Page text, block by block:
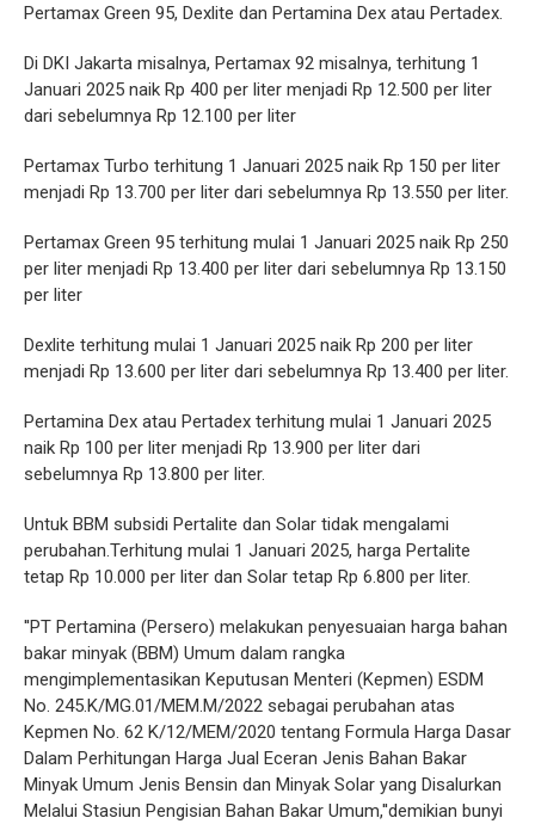
Pertamax Green 95, Dexlite dan Pertamina Dex atau Pertadex.
Di DKI Jakarta misalnya, Pertamax 92 misalnya, terhitung 1
Januari 2025 naik Rp 400 per liter menjadi Rp 12.500 per liter
dari sebelumnya Rp 12.100 per liter
Pertamax Turbo terhitung 1 Januari 2025 naik Rp 150 per liter
menjadi Rp 13.700 per liter dari sebelumnya Rp 13.550 per liter.
Pertamax Green 95 terhitung mulai 1 Januari 2025 naik Rp 250
per liter menjadi Rp 13.400 per liter dari sebelumnya Rp 13.150
per liter
Dexlite terhitung mulai 1 Januari 2025 naik Rp 200 per liter
menjadi Rp 13.600 per liter dari sebelumnya Rp 13.400 per liter.
Pertamina Dex atau Pertadex terhitung mulai 1 Januari 2025
naik Rp 100 per liter menjadi Rp 13.900 per liter dari
sebelumnya Rp 13.800 per liter.
Untuk BBM subsidi Pertalite dan Solar tidak mengalami
perubahan.Terhitung mulai 1 Januari 2025, harga Pertalite
tetap Rp 10.000 per liter dan Solar tetap Rp 6.800 per liter.
''PT Pertamina (Persero) melakukan penyesuaian harga bahan
bakar minyak (BBM) Umum dalam rangka
mengimplementasikan Keputusan Menteri (Kepmen) ESDM
No. 245.K/MG.01/MEM.M/2022 sebagai perubahan atas
Kepmen No. 62 K/12/MEM/2020 tentang Formula Harga Dasar
Dalam Perhitungan Harga Jual Eceran Jenis Bahan Bakar
Minyak Umum Jenis Bensin dan Minyak Solar yang Disalurkan
Melalui Stasiun Pengisian Bahan Bakar Umum,''demikian bunyi